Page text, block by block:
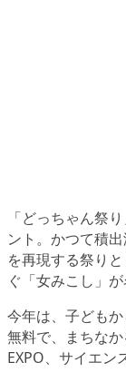
「どっちゃん祭
ント。かつて積
を再現する祭り
ぐ「女みこし」が
今年は、子ども
無料で、まちな
EXPO、サイエン